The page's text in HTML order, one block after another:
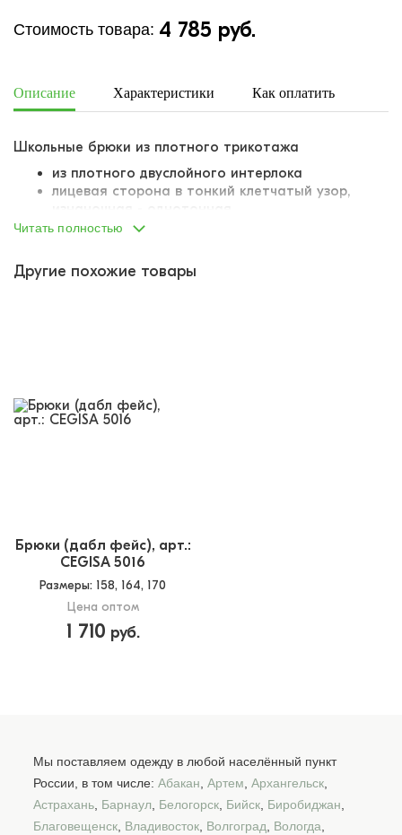
Стоимость товара: 4 785 руб.
Описание Характеристики Как оплатить
Школьные брюки из плотного трикотажа
из плотного двуслойного интерлока
лицевая сторона в тонкий клетчатый узор,
износостойкий, хорошо переносит стирки
деформируется в носке
снизу сформированы небольшие отвороты
два отрезных боковых кармана
Читать полностью
Другие похожие товары
Брюки (дабл фейс), арт.:
CEGISA 5016
Размеры: 158, 164, 170
Цена оптом
1 710 руб.
Мы поставляем одежду в любой населённый пункт
России, в том числе: Абакан, Артем, Архангельск,
Астрахань, Барнаул, Белогорск, Бийск, Биробиджан,
Благовещенск, Владивосток, Волгоград, Вологда,